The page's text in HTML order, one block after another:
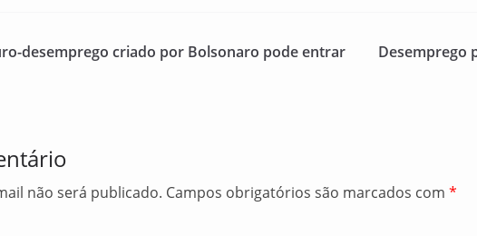
desemprego criado por Bolsonaro pode entrar
Desemprego
não será publicado. Campos obrigatórios são marcados com *